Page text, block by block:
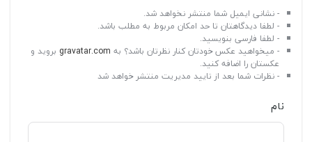
- نشانی ایمیل شما منتشر نخواهد شد.
- لطفا دیدگاهتان تا حد امکان مربوط به مطلب باشد.
- لطفا فارسی بنویسید.
- میخواهید عکس خودتان کنار نظرتان باشد؟ به gravatar.com بروید و
عکستان را اضافه کنید.
- نظرات شما بعد از تایید مدیریت منتشر خواهد شد
نام